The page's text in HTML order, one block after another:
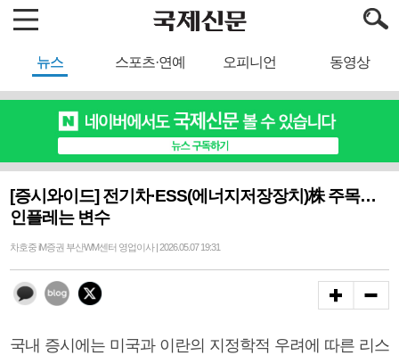
뉴스 스포츠·연예 오피니언 동영상
[증시와이드] 전기차·ESS(에너지저장장치)株 주목…
인플레는 변수
차호중 iM증권 부산WM센터 영업이사 | 2026.05.07 19:31
국내 증시에는 미국과 이란의 지정학적 우려에 따른 리스